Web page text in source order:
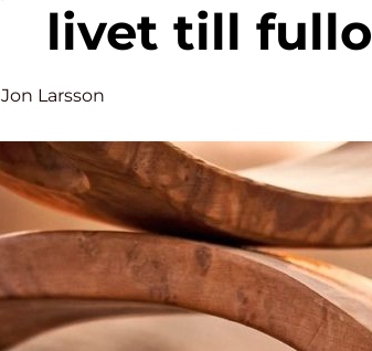
livet till fullo
Jon Larsson